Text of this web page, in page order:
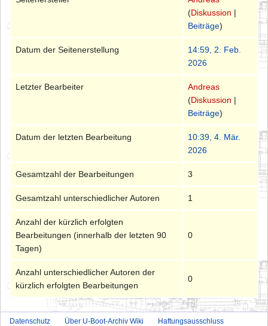
(Diskussion |
Beiträge)
Datum der Seitenerstellung
14:59, 2. Feb.
2026
Letzter Bearbeiter
Andreas
(Diskussion |
Beiträge)
Datum der letzten Bearbeitung
10:39, 4. Mär.
2026
Gesamtzahl der Bearbeitungen 3
Gesamtzahl unterschiedlicher Autoren 1
Anzahl der kürzlich erfolgten
Bearbeitungen (innerhalb der letzten 90
Tagen)
0
Anzahl unterschiedlicher Autoren der
kürzlich erfolgten Bearbeitungen
0
Datenschutz Über U-Boot-Archiv Wiki Haftungsausschluss